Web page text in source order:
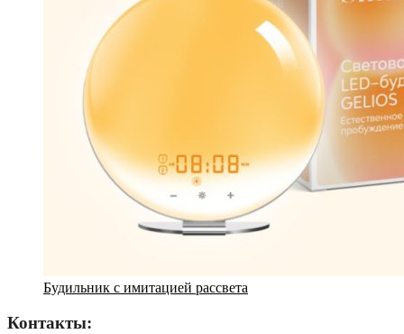
Будильник с имитацией рассвета
Контакты: